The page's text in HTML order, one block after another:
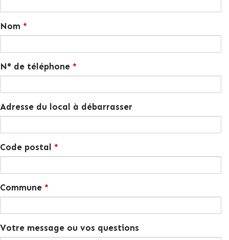
Nom *
N° de téléphone *
Adresse du local à débarrasser
Code postal *
Commune *
Votre message ou vos questions